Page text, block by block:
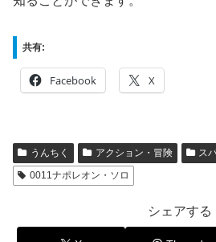
共有:
Facebook X
うんちく アクション・冒険
ス
0011ナポレオン・ソロ
シェアする